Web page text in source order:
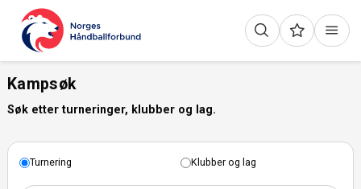
Kampsøk
Søk etter turneringer, klubber og lag.
Turnering Klubber og lag